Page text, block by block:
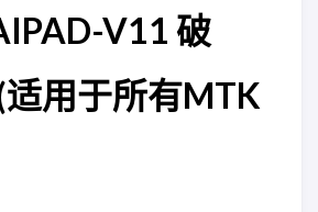
V11 破
用于所有MTK